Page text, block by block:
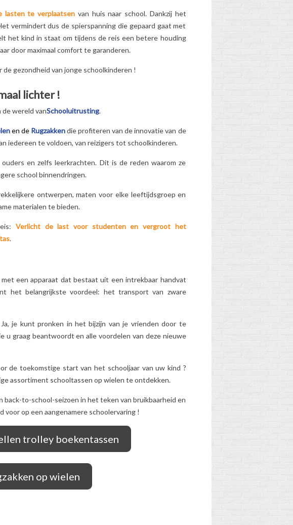
2Aimé
kleuren:
waarom de
geliefd zijn...
meer
Gedragen, te zwaar,
meer geschikt voor de
leeftijd... Heeft de
schooltas van uw kind
Ontdek de...
lasten te verplaatsen van huis naar school. Dankzij het
vermindert dus de spierspanning die gepaard gaat met
het kind in staat om tijdens de reis een betere houding
door maximaal comfort te garanderen.
gezondheid van jonge schoolkinderen !
lichter !
wereld vanSchooluitrusting.
en de Rugzakkendie profiteren van de innovatie van de
iedereen te voldoen, van reizigers tot schoolkinderen.
en zelfs leerkrachten. Dit is de reden waarom ze
school binnendringen.
ontwerpen, maten voor elke leeftijdsgroep en
materialen te bieden.
Verlicht de last voor studenten en vergroot het
.
een apparaat dat bestaat uit een intrekbaar handvat
het belangrijkste voordeel: het transport van zware
je kunt pronken in het bijzijn van je vrienden door te
u graag beantwoordt en alle voordelen van deze nieuwe
de toekomstige start van het schooljaar van uw kind ?
assortiment schooltassen op wielen te ontdekken.
to-school-seizoen in het teken van bruikbaarheid en
voor op een aangenamere schoolervaring !
trolley boekentassen
op wielen